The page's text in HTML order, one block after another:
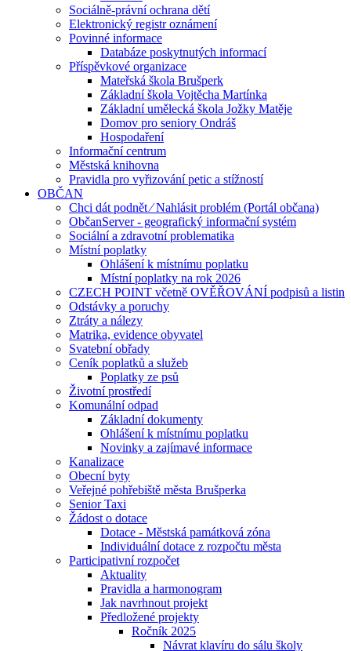
Sociálně-právní ochrana dětí
Elektronický registr oznámení
Povinné informace
Databáze poskytnutých informací
Příspěvkové organizace
Mateřská škola Brušperk
Základní škola Vojtěcha Martínka
Základní umělecká škola Jožky Matěje
Domov pro seniory Ondráš
Hospodaření
Informační centrum
Městská knihovna
Pravidla pro vyřizování petic a stížností
OBČAN
Chci dát podnět ⁄ Nahlásit problém (Portál občana)
ObčanServer - geografický informační systém
Sociální a zdravotní problematika
Místní poplatky
Ohlášení k místnímu poplatku
Místní poplatky na rok 2026
CZECH POINT včetně OVĚŘOVÁNÍ podpisů a listin
Odstávky a poruchy
Ztráty a nálezy
Matrika, evidence obyvatel
Svatební obřady
Ceník poplatků a služeb
Poplatky ze psů
Životní prostředí
Komunální odpad
Základní dokumenty
Ohlášení k místnímu poplatku
Novinky a zajímavé informace
Kanalizace
Obecní byty
Veřejné pohřebiště města Brušperka
Senior Taxi
Žádost o dotace
Dotace - Městská památková zóna
Individuální dotace z rozpočtu města
Participativní rozpočet
Aktuality
Pravidla a harmonogram
Jak navrhnout projekt
Předložené projekty
Ročník 2025
Návrat klavíru do sálu školy